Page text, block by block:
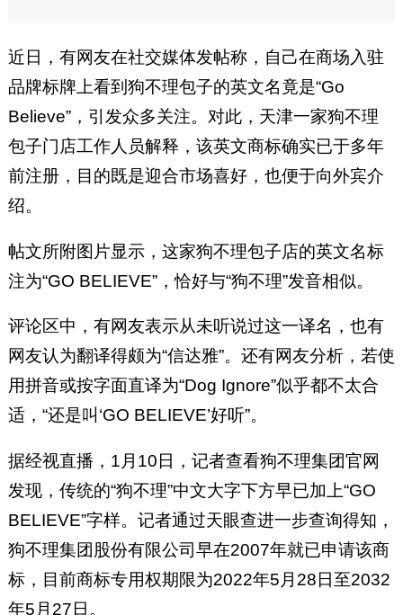
近日，有网友在社交媒体发帖称，自己在商场入驻
品牌标牌上看到狗不理包子的英文名竟是“Go
Believe”，引发众多关注。对此，天津一家狗不理
包子门店工作人员解释，该英文商标确实已于多年
前注册，目的既是迎合市场喜好，也便于向外宾介
绍。
帖文所附图片显示，这家狗不理包子店的英文名标
注为“GO BELIEVE”，恰好与“狗不理”发音相似。
评论区中，有网友表示从未听说过这一译名，也有
网友认为翻译得颇为“信达雅”。还有网友分析，若使
用拼音或按字面直译为“Dog Ignore”似乎都不太合
适，“还是叫‘GO BELIEVE’好听”。
据经视直播，1月10日，记者查看狗不理集团官网
发现，传统的“狗不理”中文大字下方早已加上“GO
BELIEVE”字样。记者通过天眼查进一步查询得知，
狗不理集团股份有限公司早在2007年就已申请该商
标，目前商标专用权期限为2022年5月28日至2032
年5月27日。